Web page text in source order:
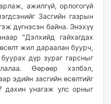
ажилгүй, орлогогүй
Засгийн газрын
дүгнэсэн байна. Энэхүү
"Дэлхийд гайхагдах
жил дараалан буурч,
дүр зураг гарсныг
Өөрөөр хэлбэл,
эдийн засгийн өсөлтийг
дахин унагаж улс орныг